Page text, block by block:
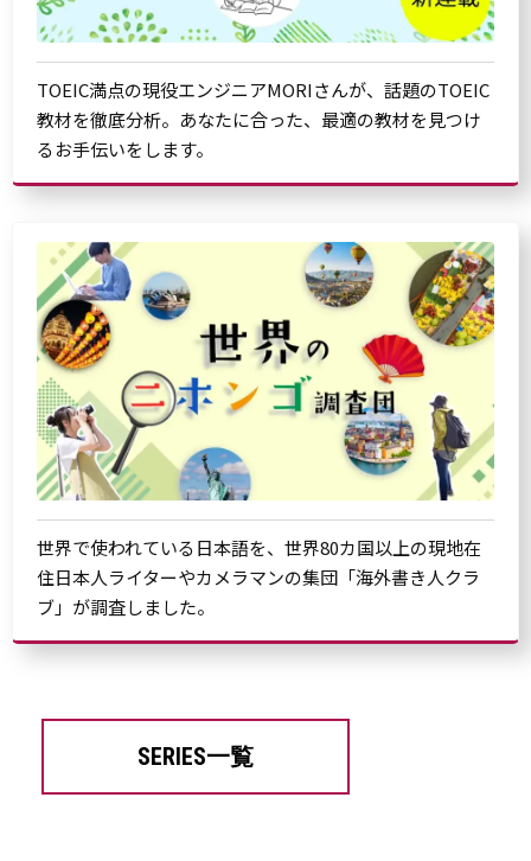
TOEIC満点の現役エンジニアMORIさんが、話題のTOEIC
教材を徹底分析。あなたに合った、最適の教材を見つけ
るお手伝いをします。
世界で使われている日本語を、世界80カ国以上の現地在
住日本人ライターやカメラマンの集団「海外書き人クラ
ブ」が調査しました。
SERIES一覧